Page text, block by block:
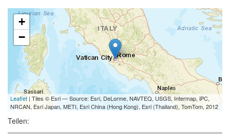
+
−
Leaflet | Tiles © Esri — Source: Esri, DeLorme, NAVTEQ, USGS, Intermap, iPC,
NRCAN, Esri Japan, METI, Esri China (Hong Kong), Esri (Thailand), TomTom, 2012
Teilen: